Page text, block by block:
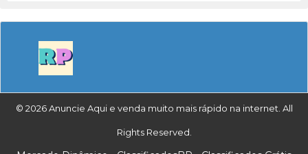
© 2026 Anuncie Aqui e venda muito mais rápido na internet. All
Rights Reserved.